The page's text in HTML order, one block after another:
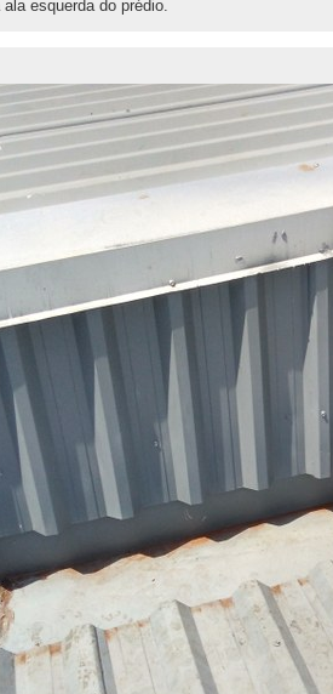
esquerda do prédio.